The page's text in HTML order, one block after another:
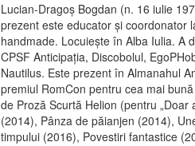
Lucian-Dragoş Bogdan (n. 16 iulie
prezent este educator şi coordonator
handmade. Locuieşte în Alba Iulia. A
CPSF Anticipaţia, Discobolul,
Nautilus. Este prezent în Almanahul
premiul RomCon pentru cea mai
de Proză Scurtă Helion (pentru
(2014), Pânza de păianjen (2014),
timpului (2016), Povestiri fantastice